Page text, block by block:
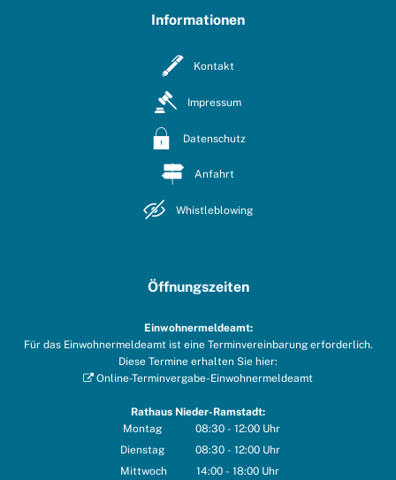
Informationen
Kontakt
Impressum
Datenschutz
Anfahrt
Whistleblowing
Öffnungszeiten
Einwohnermeldeamt:
Für das Einwohnermeldeamt ist eine Terminvereinbarung erforderlich.
Diese Termine erhalten Sie hier:
Online-Terminvergabe-Einwohnermeldeamt
Rathaus Nieder-Ramstadt:
Montag
08:30 - 12:00 Uhr
Von 08:30 bis 12:00 Uhr
Dienstag 08:30 - 12:00 Uhr
Von 08:30 bis 12:00 Uhr
Mittwoch 14:00 - 18:00 Uhr